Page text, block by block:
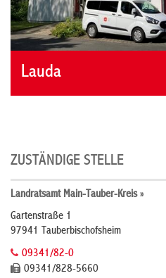
Lauda
ZUSTÄNDIGE STELLE
Landratsamt Main-Tauber-Kreis »
Gartenstraße 1
97941 Tauberbischofsheim
09341/82-0
09341/828-5660